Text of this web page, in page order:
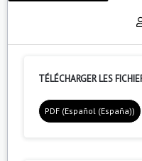
TÉLÉCHARGER LES
PDF (Español (España))